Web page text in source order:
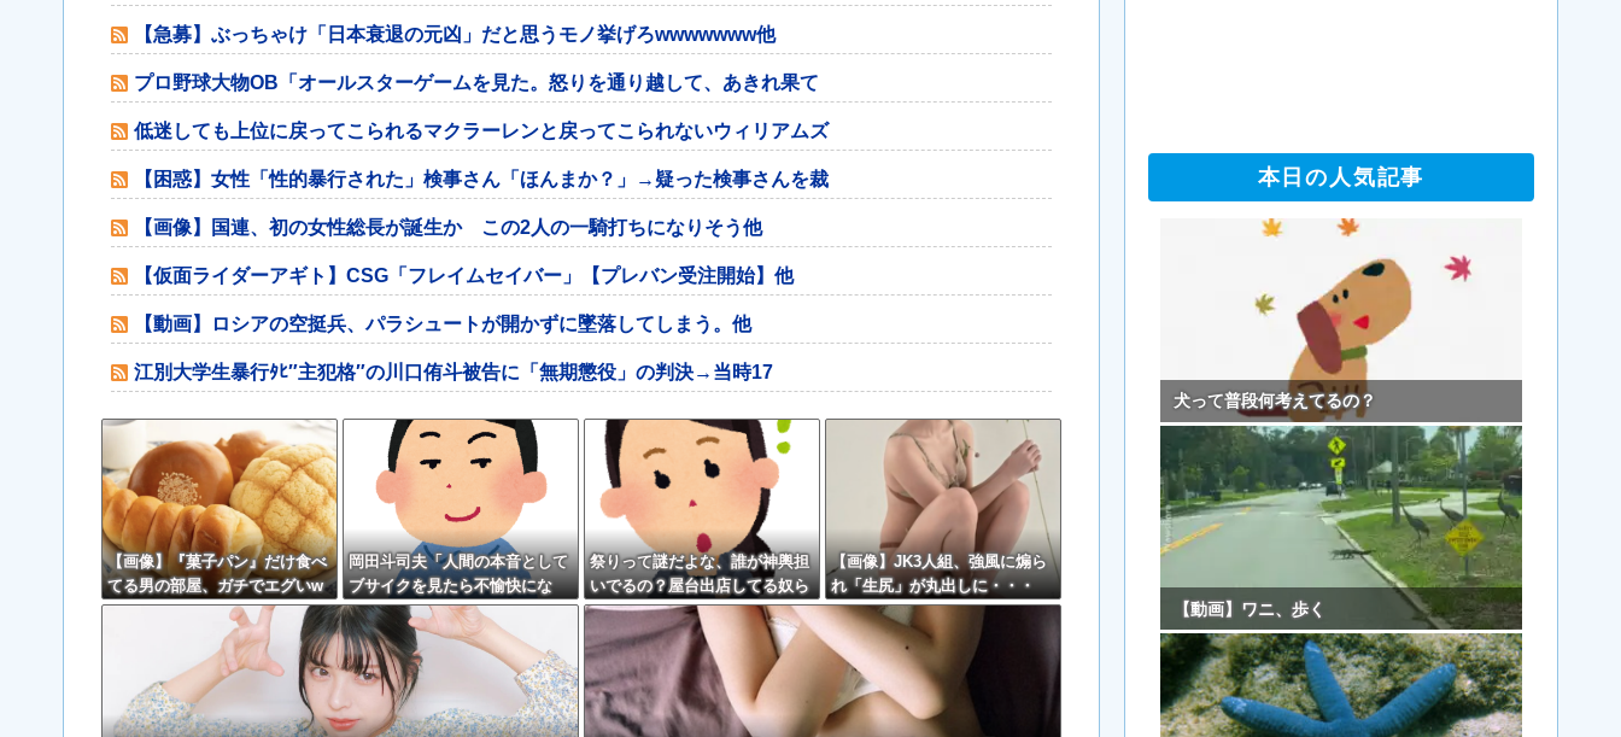
【急募】ぶっちゃけ「日本衰退の元凶」だと思うモノ挙げろwwwwwww他
プロ野球大物OB「オールスターゲームを見た。怒りを通り越して、あきれ果て
低迷しても上位に戻ってこられるマクラーレンと戻ってこられないウィリアムズ
【困惑】女性「性的暴行された」検事さん「ほんまか？」→疑った検事さんを裁
【画像】国連、初の女性総長が誕生か この2人の一騎打ちになりそう他
【仮面ライダーアギト】CSG「フレイムセイバー」【プレバン受注開始】他
【動画】ロシアの空挺兵、パラシュートが開かずに墜落してしまう。他
江別大学生暴行ﾀﾋ″主犯格″の川口侑斗被告に「無期懲役」の判決→当時17
【画像】『菓子パン』だけ食べ
てる男の部屋、ガチでエグいw
wwwww
岡田斗司夫「人間の本音として
ブサイクを見たら不愉快にな
る。この責任をどうとるんだ」
祭りって謎だよな、誰が神輿担
いでるの？屋台出店してる奴ら
は誰の許可を得て商売してる
の？
【画像】JK3人組、強風に煽ら
れ「生尻」が丸出しに・・・
本日の人気記事
犬って普段何考えてるの？
【動画】ワニ、歩く